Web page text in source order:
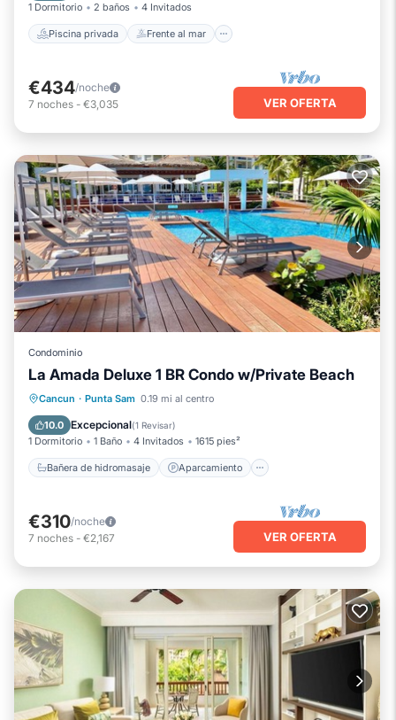
1 Dormitorio 2 baños 4 Invitados
Piscina privada Frente al mar
€434/noche
7 noches - €3,035 VER OFERTA
Condominio
La Amada Deluxe 1 BR Condo w/Private Beach
Cancun · Punta Sam 0.19 mi al centro
10.0 Excepcional(1 Revisar)
1 Dormitorio 1 Baño 4 Invitados 1615 pies²
Bañera de hidromasaje Aparcamiento
Bañera de hidromasaje
Piscina
Vista al mar
€310/noche
7 noches - €2,167 VER OFERTA